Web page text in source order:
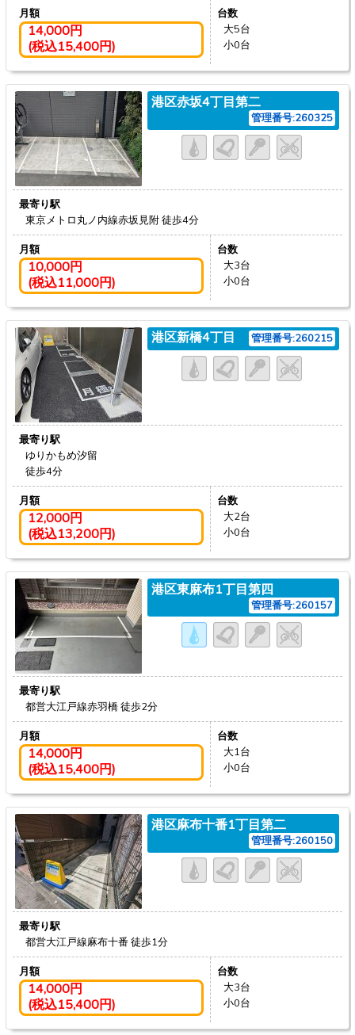
月額
14,000円
(税込15,400円)
台数
大5台
小0台
港区赤坂4丁目第二
管理番号:260325
最寄り駅
東京メトロ丸ノ内線赤坂見附徒歩4分
月額
10,000円
(税込11,000円)
台数
大3台
小0台
港区新橋4丁目 管理番号:260215
最寄り駅
ゆりかもめ汐留
徒歩4分
月額
12,000円
(税込13,200円)
台数
大2台
小0台
港区東麻布1丁目第四
管理番号:260157
最寄り駅
都営大江戸線赤羽橋徒歩2分
月額
14,000円
(税込15,400円)
台数
大1台
小0台
港区麻布十番1丁目第二
管理番号:260150
最寄り駅
都営大江戸線麻布十番 徒歩1分
月額
14,000円
(税込15,400円)
台数
大3台
小0台